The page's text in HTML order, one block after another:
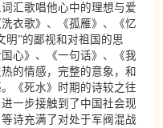
汇歌唱他心中的理想与爱
衣歌》、《孤雁》、《忆
明”的鄙视和对祖国的思
心》、《一句话》、《我
的情感，完整的意象，和
《死水》时期的诗较之往
一步接触到了中国社会现
诗充满了对处于军阀混战